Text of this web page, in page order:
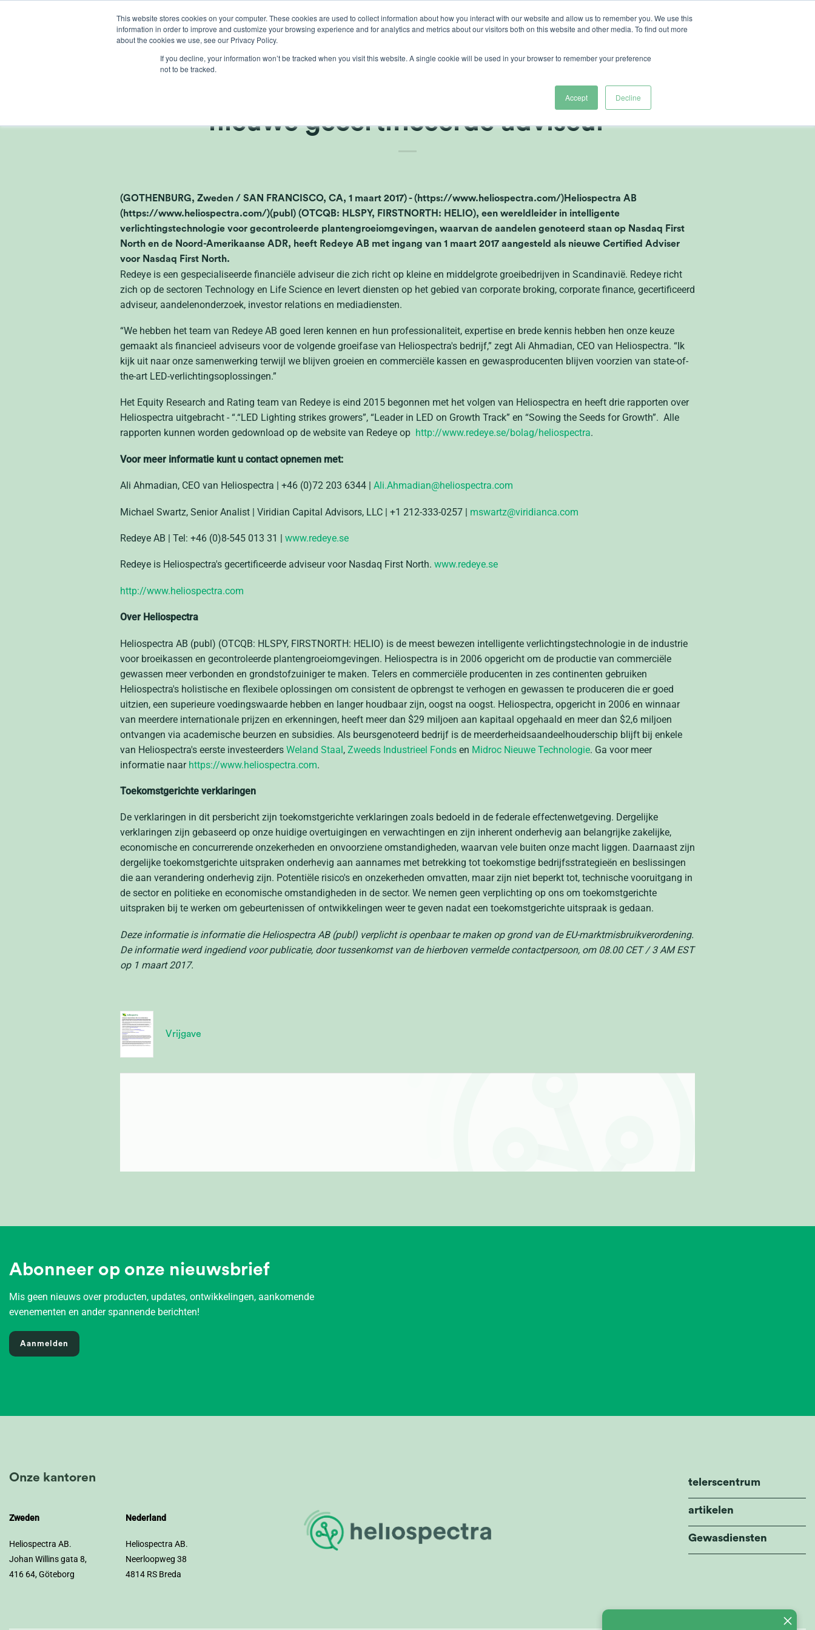
This website stores cookies on your computer. These cookies are used to collect information about how you interact with our website and allow us to remember you. We use this
information in order to improve and customize your browsing experience and for analytics and metrics about our visitors both on this website and other media. To find out more
about the cookies we use, see our Privacy Policy.
If you decline, your information won’t be tracked when you visit this website. A single cookie will be used in your browser to remember your preference
not to be tracked.
Accept Decline
lichten gewasbescherming teelt kennis over Heliospectra
Heliospectra benoemt Redeye AB als
nieuwe gecertificeerde adviseur
(GOTHENBURG, Zweden / SAN FRANCISCO, CA, 1 maart 2017) - (https://www.heliospectra.com/)Heliospectra AB
(https://www.heliospectra.com/)(publ) (OTCQB: HLSPY, FIRSTNORTH: HELIO), een wereldleider in intelligente
verlichtingstechnologie voor gecontroleerde plantengroeiomgevingen, waarvan de aandelen genoteerd staan op Nasdaq First
North en de Noord-Amerikaanse ADR, heeft Redeye AB met ingang van 1 maart 2017 aangesteld als nieuwe Certified Adviser
voor Nasdaq First North.
Redeye is een gespecialiseerde financiële adviseur die zich richt op kleine en middelgrote groeibedrijven in Scandinavië. Redeye richt
zich op de sectoren Technology en Life Science en levert diensten op het gebied van corporate broking, corporate finance, gecertificeerd
adviseur, aandelenonderzoek, investor relations en mediadiensten.
“We hebben het team van Redeye AB goed leren kennen en hun professionaliteit, expertise en brede kennis hebben hen onze keuze
gemaakt als financieel adviseurs voor de volgende groeifase van Heliospectra's bedrijf,” zegt Ali Ahmadian, CEO van Heliospectra. “Ik
kijk uit naar onze samenwerking terwijl we blijven groeien en commerciële kassen en gewasproducenten blijven voorzien van state-of-
the-art LED-verlichtingsoplossingen.”
Het Equity Research and Rating team van Redeye is eind 2015 begonnen met het volgen van Heliospectra en heeft drie rapporten over
Heliospectra uitgebracht - “.“LED Lighting strikes growers”, “Leader in LED on Growth Track” en “Sowing the Seeds for Growth”. Alle
rapporten kunnen worden gedownload op de website van Redeye op http://www.redeye.se/bolag/heliospectra.
Voor meer informatie kunt u contact opnemen met:
Ali Ahmadian, CEO van Heliospectra | +46 (0)72 203 6344 | Ali.Ahmadian@heliospectra.com
Michael Swartz, Senior Analist | Viridian Capital Advisors, LLC | +1 212-333-0257 | mswartz@viridianca.com
Redeye AB | Tel: +46 (0)8-545 013 31 | www.redeye.se
Redeye is Heliospectra's gecertificeerde adviseur voor Nasdaq First North. www.redeye.se
http://www.heliospectra.com
Over Heliospectra
Heliospectra AB (publ) (OTCQB: HLSPY, FIRSTNORTH: HELIO) is de meest bewezen intelligente verlichtingstechnologie in de industrie
voor broeikassen en gecontroleerde plantengroeiomgevingen. Heliospectra is in 2006 opgericht om de productie van commerciële
gewassen meer verbonden en grondstofzuiniger te maken. Telers en commerciële producenten in zes continenten gebruiken
Heliospectra's holistische en flexibele oplossingen om consistent de opbrengst te verhogen en gewassen te produceren die er goed
uitzien, een superieure voedingswaarde hebben en langer houdbaar zijn, oogst na oogst. Heliospectra, opgericht in 2006 en winnaar
van meerdere internationale prijzen en erkenningen, heeft meer dan $29 miljoen aan kapitaal opgehaald en meer dan $2,6 miljoen
ontvangen via academische beurzen en subsidies. Als beursgenoteerd bedrijf is de meerderheidsaandeelhouderschip blijft bij enkele
van Heliospectra's eerste investeerders Weland Staal, Zweeds Industrieel Fonds en Midroc Nieuwe Technologie. Ga voor meer
informatie naar https://www.heliospectra.com.
Toekomstgerichte verklaringen
De verklaringen in dit persbericht zijn toekomstgerichte verklaringen zoals bedoeld in de federale effectenwetgeving. Dergelijke
verklaringen zijn gebaseerd op onze huidige overtuigingen en verwachtingen en zijn inherent onderhevig aan belangrijke zakelijke,
economische en concurrerende onzekerheden en onvoorziene omstandigheden, waarvan vele buiten onze macht liggen. Daarnaast zijn
dergelijke toekomstgerichte uitspraken onderhevig aan aannames met betrekking tot toekomstige bedrijfsstrategieën en beslissingen
die aan verandering onderhevig zijn. Potentiële risico's en onzekerheden omvatten, maar zijn niet beperkt tot, technische vooruitgang in
de sector en politieke en economische omstandigheden in de sector. We nemen geen verplichting op ons om toekomstgerichte
uitspraken bij te werken om gebeurtenissen of ontwikkelingen weer te geven nadat een toekomstgerichte uitspraak is gedaan.
Deze informatie is informatie die Heliospectra AB (publ) verplicht is openbaar te maken op grond van de EU-marktmisbruikverordening.
De informatie werd ingediend voor publicatie, door tussenkomst van de hierboven vermelde contactpersoon, om 08.00 CET / 3 AM EST
op 1 maart 2017.
Vrijgave
Abonneer op onze nieuwsbrief
Mis geen nieuws over producten, updates, ontwikkelingen, aankomende
evenementen en ander spannende berichten!
Aanmelden
Onze kantoren
Zweden
Heliospectra AB.
Johan Willins gata 8,
416 64, Göteborg
Nederland
Heliospectra AB.
Neerloopweg 38
4814 RS Breda
telerscentrum
artikelen
Gewasdiensten